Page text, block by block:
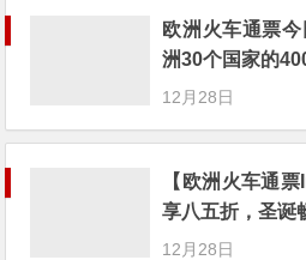
欧洲火车通票
洲30个国家的
12月28日
【欧洲火车通
享八五折，圣诞
12月28日